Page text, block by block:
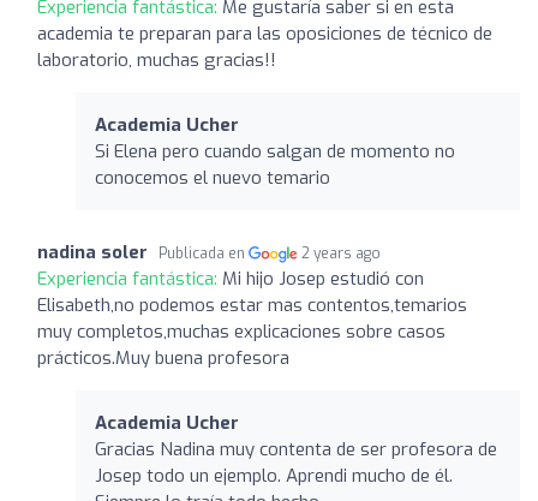
Experiencia fantástica: Me gustaría saber si en esta
academia te preparan para las oposiciones de técnico de
laboratorio, muchas gracias!!
Academia Ucher
Si Elena pero cuando salgan de momento no
conocemos el nuevo temario
nadina soler Publicada en 2 years ago
Experiencia fantástica: Mi hijo Josep estudió con
Elisabeth,no podemos estar mas contentos,temarios
muy completos,muchas explicaciones sobre casos
prácticos.Muy buena profesora
Academia Ucher
Gracias Nadina muy contenta de ser profesora de
Josep todo un ejemplo. Aprendi mucho de él.